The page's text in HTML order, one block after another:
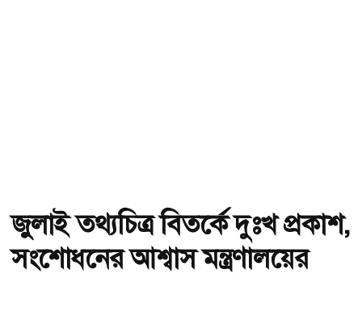
জুলাই তথ্যচিত্র বিতর্কে দুঃখ প্রকাশ,
সংশোধনের আশ্বাস মন্ত্রণালয়ের